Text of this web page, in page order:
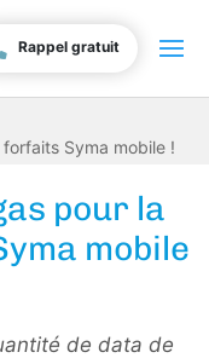
Rappel gratuit
Syma mobile !
pour la
mobile
de data de